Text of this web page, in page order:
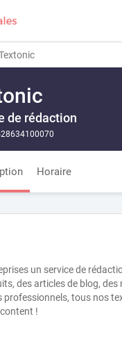
de rédaction
Horaire
un service de
des articles de blog,
tous nos
!